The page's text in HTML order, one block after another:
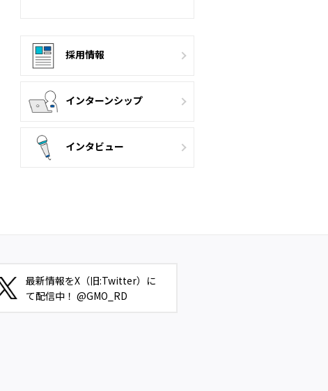
採用情報
インターンシップ
インタビュー
最新情報をX（旧:Twitter）に
て配信中！ @GMO_RD